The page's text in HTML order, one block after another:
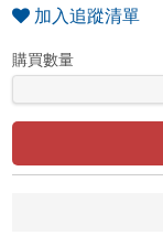
加入追蹤清單
購買數量